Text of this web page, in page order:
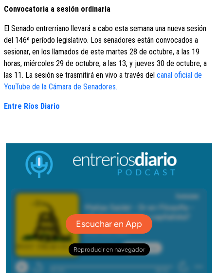
Convocatoria a sesión ordinaria
El Senado entrerriano llevará a cabo esta semana una nueva sesión
del 146º período legislativo. Los senadores están convocados a
sesionar, en los llamados de este martes 28 de octubre, a las 19
horas, miércoles 29 de octubre, a las 13, y jueves 30 de octubre, a
las 11. La sesión se trasmitirá en vivo a través del canal oficial de
YouTube de la Cámara de Senadores.
Entre Ríos Diario